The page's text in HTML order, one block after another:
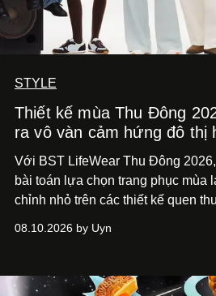
STYLE
Thiết kế mùa Thu Đông
ra vô vàn cảm hứng đô thị
Với BST LifeWear Thu Đông
bài toán lựa chọn trang phục mùa
chỉnh nhỏ trên các thiết kế quen
đó, cảm giác tận hưởng mùa mới
08.10.2026 by Uyn